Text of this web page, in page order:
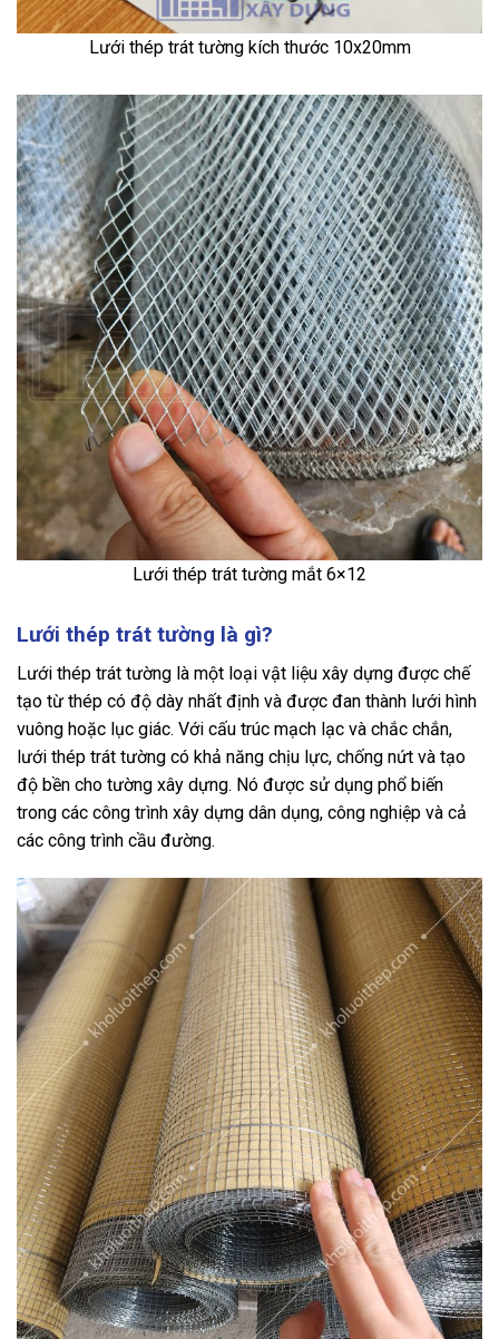
Lưới thép trát tường kích thước 10x20mm
Lưới thép trát tường mắt 6×12
Lưới thép trát tường là gì?
Lưới thép trát tường là một loại vật liệu xây dựng được chế
tạo từ thép có độ dày nhất định và được đan thành lưới hình
vuông hoặc lục giác. Với cấu trúc mạch lạc và chắc chắn,
lưới thép trát tường có khả năng chịu lực, chống nứt và tạo
độ bền cho tường xây dựng. Nó được sử dụng phổ biến
trong các công trình xây dựng dân dụng, công nghiệp và cả
các công trình cầu đường.